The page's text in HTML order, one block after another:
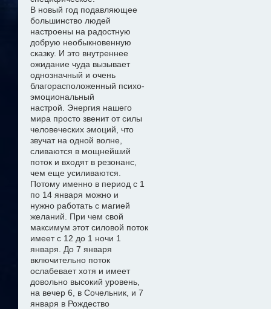
В новый год подавляющее
большинство людей
настроены на радостную
добрую необыкновенную
сказку. И это внутреннее
ожидание чуда вызывает
однозначный и очень
благорасположенный психо-
эмоциональный
настрой
Энергия нашего
мира просто звенит от силы
человеческих эмоций, что
звучат на одной волне,
сливаются в мощнейший
поток и входят в резонанс,
чем еще усиливаются.
Потому именно в период с 1
по 14 января можно и
нужно работать с магией
желаний . При чем свой
максимум этот силовой поток
имеет с 12 до 1 ночи 1
января. До 7 января
включительно поток
ослабевает хотя и имеет
довольно высокий уровень,
на вечер 6, в Сочельник, и 7
января в Рождество